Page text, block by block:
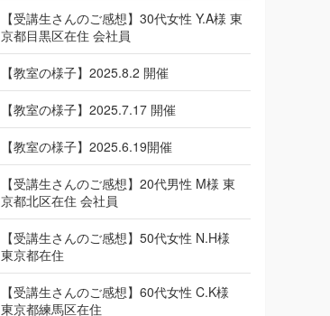
【受講生さんのご感想】30代女性 Y.A様 東
京都目黒区在住 会社員
【教室の様子】2025.8.2 開催
【教室の様子】2025.7.17 開催
【教室の様子】2025.6.19開催
【受講生さんのご感想】20代男性 M様 東
京都北区在住 会社員
【受講生さんのご感想】50代女性 N.H様
東京都在住
【受講生さんのご感想】60代女性 C.K様
東京都練馬区在住